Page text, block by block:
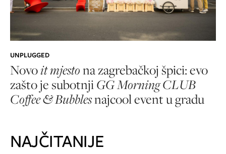
UNPLUGGED
Novoit mjestona zagrebačkoj špici: evo
zašto je subotnjiGG Morning CLUB
Coffee & Bubblesnajcool event u gradu
NAJČITANIJE